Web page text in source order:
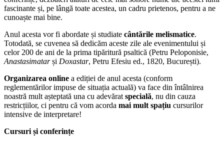
fascinante și, pe lângă toate acestea, un cadru prietenos, pentru a ne
cunoaște mai bine.
Anul acesta vor fi abordate și studiate cântările melismatice.
Totodată, se cuvenea să dedicăm aceste zile ale evenimentului și
celor 200 de ani de la prima tipăritură psaltică (Petru Peloponisie,
Anastasimatarși Doxastar, Petru Efesiu ed., 1820, București).
Organizarea online a ediției de anul acesta (conform
reglementărilor impuse de situația actuală) va face din întâlnirea
noastră mult așteptată una cu adevărat specială, nu din cauza
restricțiilor, ci pentru că vom acorda mai mult spațiu cursurilor
intensive de interpretare!
Cursuri și conferințe